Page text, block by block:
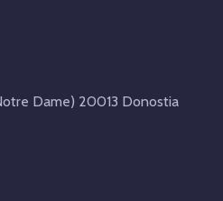
Dame) 20013 Donostia